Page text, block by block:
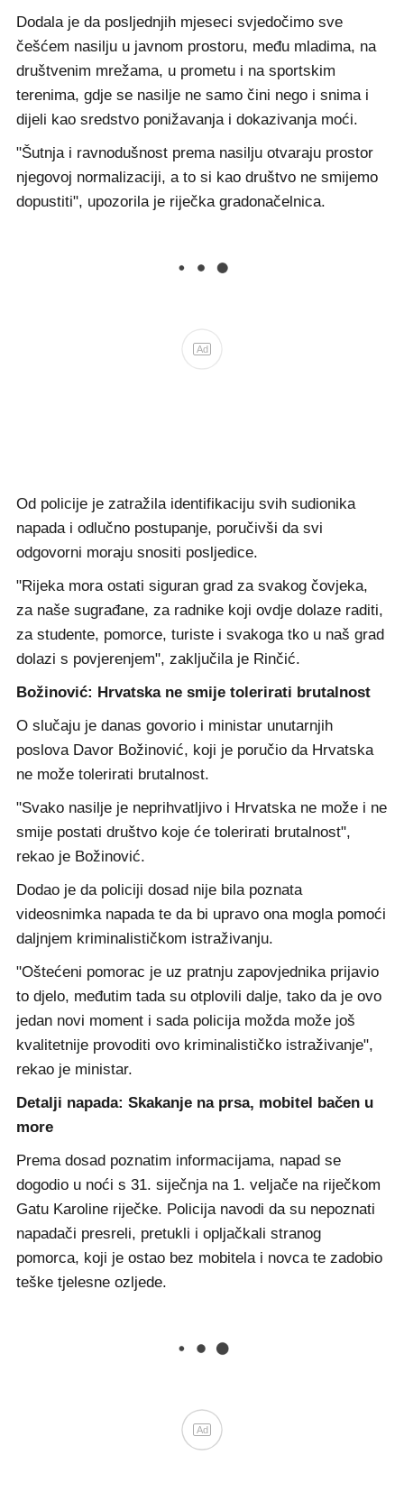
Dodala je da posljednjih mjeseci svjedočimo sve
češćem nasilju u javnom prostoru, među mladima, na
društvenim mrežama, u prometu i na sportskim
terenima, gdje se nasilje ne samo čini nego i snima i
dijeli kao sredstvo ponižavanja i dokazivanja moći.
"Šutnja i ravnodušnost prema nasilju otvaraju prostor
njegovoj normalizaciji, a to si kao društvo ne smijemo
dopustiti", upozorila je riječka gradonačelnica.
Ad
Od policije je zatražila identifikaciju svih sudionika
napada i odlučno postupanje, poručivši da svi
odgovorni moraju snositi posljedice.
"Rijeka mora ostati siguran grad za svakog čovjeka,
za naše sugrađane, za radnike koji ovdje dolaze raditi,
za studente, pomorce, turiste i svakoga tko u naš grad
dolazi s povjerenjem", zaključila je Rinčić.
Božinović: Hrvatska ne smije tolerirati brutalnost
O slučaju je danas govorio i ministar unutarnjih
poslova Davor Božinović, koji je poručio da Hrvatska
ne može tolerirati brutalnost.
"Svako nasilje je neprihvatljivo i Hrvatska ne može i ne
smije postati društvo koje će tolerirati brutalnost",
rekao je Božinović.
Dodao je da policiji dosad nije bila poznata
videosnimka napada te da bi upravo ona mogla pomoći
daljnjem kriminalističkom istraživanju.
"Oštećeni pomorac je uz pratnju zapovjednika prijavio
to djelo, međutim tada su otplovili dalje, tako da je ovo
jedan novi moment i sada policija možda može još
kvalitetnije provoditi ovo kriminalističko istraživanje",
rekao je ministar.
Detalji napada: Skakanje na prsa, mobitel bačen u
more
Prema dosad poznatim informacijama, napad se
dogodio u noći s 31. siječnja na 1. veljače na riječkom
Gatu Karoline riječke. Policija navodi da su nepoznati
napadači presreli, pretukli i opljačkali stranog
pomorca, koji je ostao bez mobitela i novca te zadobio
teške tjelesne ozljede.
Ad